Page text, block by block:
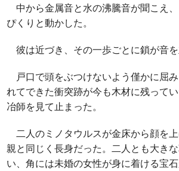
中から金属音と水の沸騰音が聞こえ
ぴくりと動かした。
彼は近づき、その一歩ごとに鎖が音を
戸口で頭をぶつけないよう僅かに屈
れてできた衝突跡が今も木材に残って
冶師を見て止まった。
二人のミノタウルスが金床から顔を
親と同じく長身だった。二人とも大き
い、角には未婚の女性が身に着ける宝石